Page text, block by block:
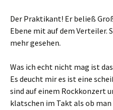
Der Praktikant! Er beließ
Ebene mit auf dem Verteiler.
mehr gesehen.
Was ich echt nicht mag ist
Es deucht mir es ist eine
sind auf einem Rockkonzert
klatschen im Takt als ob